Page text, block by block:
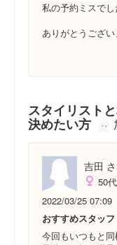
私の予約ミスで
ありがとうござ
スタイリスト
決めたい方
吉田
50
2022/03/25 07:09
おすすめスタッフ
今回もいつもと